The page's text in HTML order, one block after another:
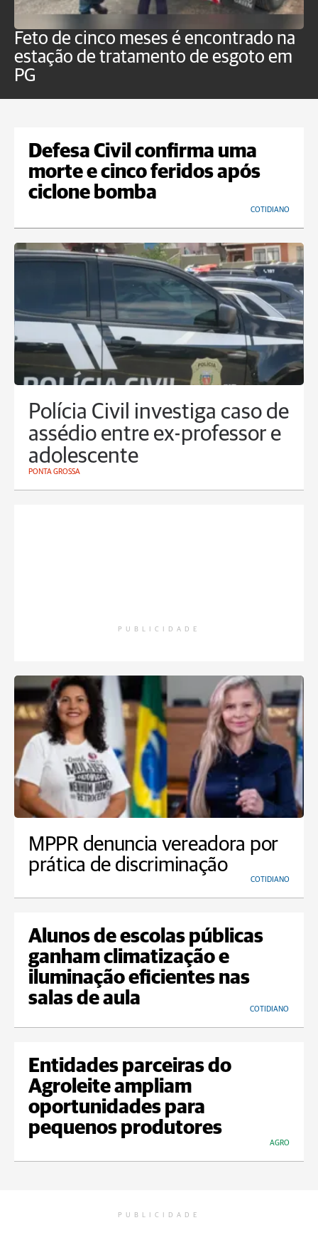
Feto de cinco meses é encontrado na
estação de tratamento de esgoto em
PG
Defesa Civil confirma uma
morte e cinco feridos após
ciclone bomba
COTIDIANO
Polícia Civil investiga caso de
assédio entre ex-professor e
adolescente
PONTA GROSSA
PUBLICIDADE
MPPR denuncia vereadora por
prática de discriminação
COTIDIANO
Alunos de escolas públicas
ganham climatização e
iluminação eficientes nas
salas de aula
COTIDIANO
Entidades parceiras do
Agroleite ampliam
oportunidades para
pequenos produtores
AGRO
PUBLICIDADE